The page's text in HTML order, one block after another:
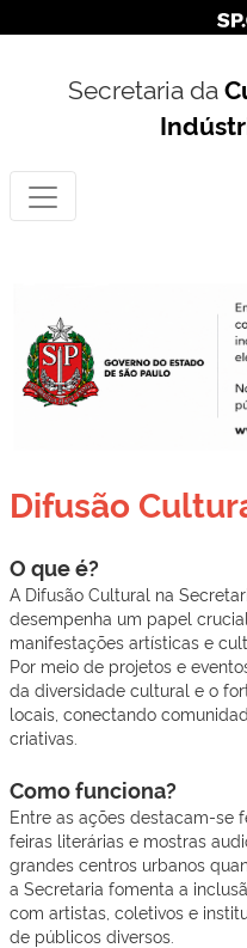
Secretaria da
Difusão
O que é?
A Difusão Cultural na
desempenha um papel
manifestações artísticas e
Por meio de projetos e
da diversidade cultural e o
locais, conectando
criativas.
Como funciona?
Entre as ações destacam-se
feiras literárias e mostras
grandes centros urbanos
a Secretaria fomenta a
com artistas, coletivos e
de públicos diversos.